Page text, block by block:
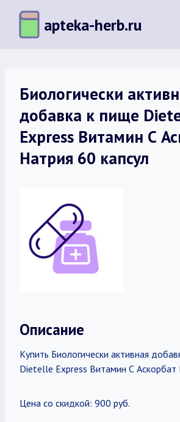
Перейти
содержимому
apteka-herb.ru
Биологически
добавка к пище
Express Витамин С
Натрия 60 капсул
Описание
Купить Биологически активная
Dietelle Express Витамин С Аскорбат
Цена со скидкой: 900 руб.